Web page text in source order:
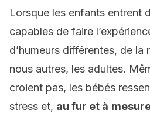
Lorsque les enfants entrent
capables de faire
d’humeurs différentes, de la
nous autres, les adultes.
croient pas, les bébés
stress et, au fur et à